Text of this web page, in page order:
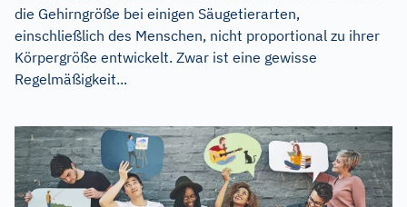
die Gehirngröße bei einigen Säugetierarten,
einschließlich des Menschen, nicht proportional zu ihrer
Körpergröße entwickelt. Zwar ist eine gewisse
Regelmäßigkeit...